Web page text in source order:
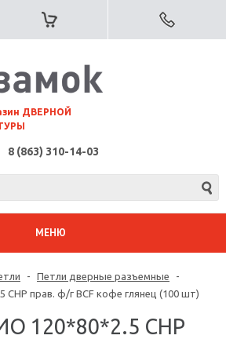
ДВЕРНОЙ
8 (863) 310-14-03
МЕНЮ
- Петли дверные разъемные
-
прав. ф/г BCF кофе глянец (100 шт)
120*80*2.5 CHP